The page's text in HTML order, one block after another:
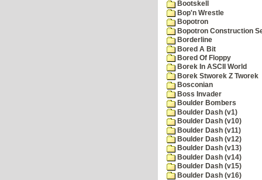
Bootskell
Bop'n Wrestle
Bopotron
Bopotron Construction
Borderline
Bored A Bit
Bored Of Floppy
Borek In ASCII World
Borek Stworek Z Tworek
Bosconian
Boss Invader
Boulder Bombers
Boulder Dash (v1)
Boulder Dash (v10)
Boulder Dash (v11)
Boulder Dash (v12)
Boulder Dash (v13)
Boulder Dash (v14)
Boulder Dash (v15)
Boulder Dash (v16)